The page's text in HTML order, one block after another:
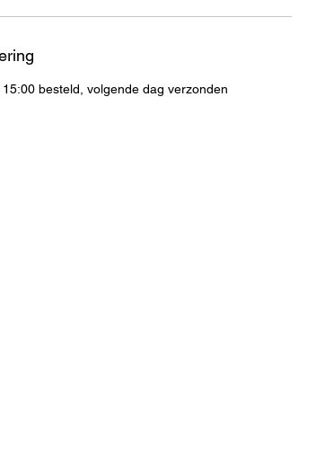
15:00 besteld, volgende dag verzonden